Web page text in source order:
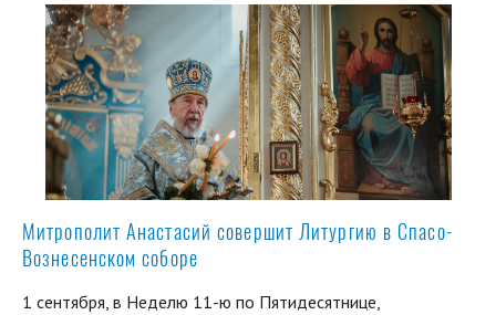
Митрополит Анастасий совершит Литургию в Спасо-
Вознесенском соборе
1 сентября, в Неделю 11-ю по Пятидесятнице,